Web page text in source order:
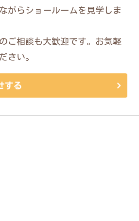
がらショールームを見学しま
ご相談も大歓迎です。お気軽
さい。
する